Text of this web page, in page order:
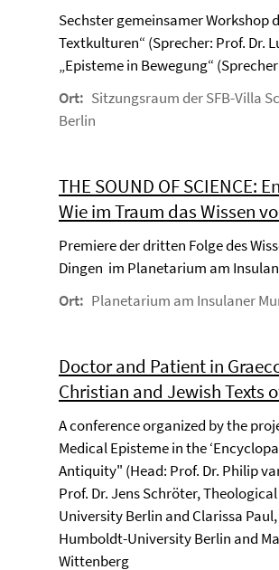
Sechster gemeinsamer Workshop
Textkulturen“ (Sprecher: Prof. Dr.
„Episteme in Bewegung“
Ort: Sitzungsraum der SFB-Villa
Berlin
THE SOUND OF SCIENCE:
Wie im Traum das Wissen
Premiere der dritten Folge des
Dingen im Planetarium am
Ort: Planetarium am Insulaner
Doctor and Patient in
Christian and Jewish Texts
A conference organized by the
Medical Episteme in the
Antiquity" (Head: Prof. Dr. Philip
Prof. Dr. Jens Schröter,
University Berlin and Clarissa
Humboldt-University Berlin and
Wittenberg